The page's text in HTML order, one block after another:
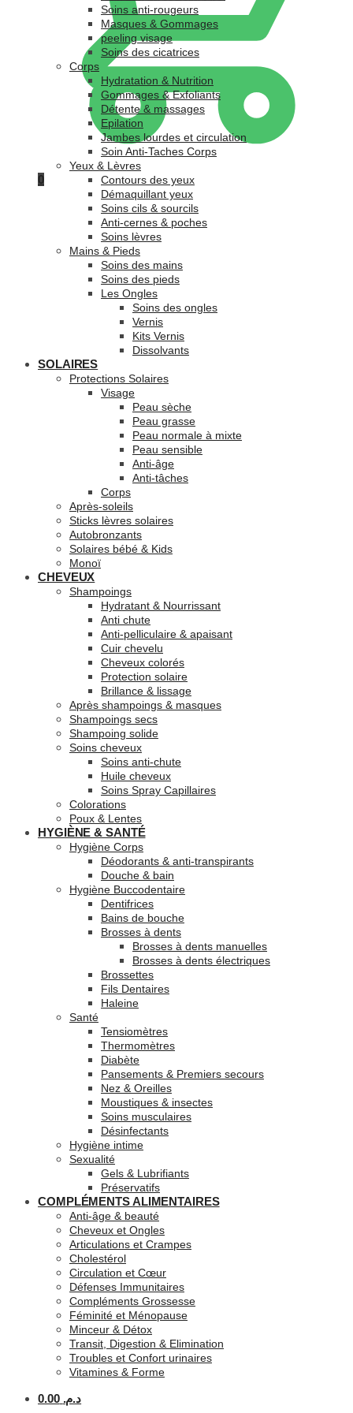
0
Soins anti-rougeurs
Masques & Gommages
peeling visage
Soins des cicatrices
Corps
Hydratation & Nutrition
Gommages & Exfoliants
Détente & massages
Epilation
Jambes lourdes et circulation
Soin Anti-Taches Corps
Yeux & Lèvres
Contours des yeux
Démaquillant yeux
Soins cils & sourcils
Anti-cernes & poches
Soins lèvres
Mains & Pieds
Soins des mains
Soins des pieds
Les Ongles
Soins des ongles
Vernis
Kits Vernis
Dissolvants
SOLAIRES
Protections Solaires
Visage
Peau sèche
Peau grasse
Peau normale à mixte
Peau sensible
Anti-âge
Anti-tâches
Corps
Après-soleils
Sticks lèvres solaires
Autobronzants
Solaires bébé & Kids
Monoï
CHEVEUX
Shampoings
Hydratant & Nourrissant
Anti chute
Anti-pelliculaire & apaisant
Cuir chevelu
Cheveux colorés
Protection solaire
Brillance & lissage
Après shampoings & masques
Shampoings secs
Shampoing solide
Soins cheveux
Soins anti-chute
Huile cheveux
Soins Spray Capillaires
Colorations
Poux & Lentes
HYGIÈNE & SANTÉ
Hygiène Corps
Déodorants & anti-transpirants
Douche & bain
Hygiène Buccodentaire
Dentifrices
Bains de bouche
Brosses à dents
Brosses à dents manuelles
Brosses à dents électriques
Brossettes
Fils Dentaires
Haleine
Santé
Tensiomètres
Thermomètres
Diabète
Pansements & Premiers secours
Nez & Oreilles
Moustiques & insectes
Soins musculaires
Désinfectants
Hygiène intime
Sexualité
Gels & Lubrifiants
Préservatifs
COMPLÉMENTS ALIMENTAIRES
Anti-âge & beauté
Cheveux et Ongles
Articulations et Crampes
Cholestérol
Circulation et Cœur
Défenses Immunitaires
Compléments Grossesse
Féminité et Ménopause
Minceur & Détox
Transit, Digestion & Elimination
Troubles et Confort urinaires
Vitamines & Forme
د.م. 0.00